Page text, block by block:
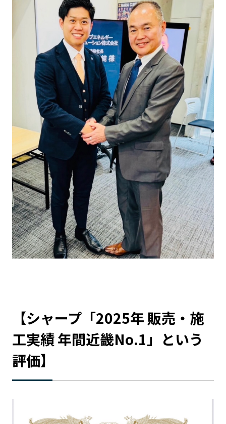
Localist
SDGsの先駆者
イベント
飲食店
地域豆知識
ニッポンの百選大全集
Sporkle
「人」から探す
記事ライター アンバサダー
お問い合わせ 会社概要
【シャープ「2025年 販売・施
工実績 年間近畿No.1」という
評価】